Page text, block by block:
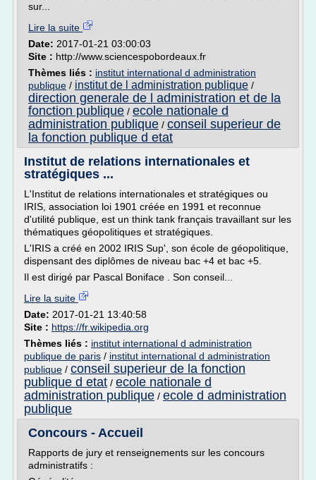
sur...
Lire la suite
Date: 2017-01-21 03:00:03
Site : http://www.sciencespobordeaux.fr
Thèmes liés : institut international d administration
publique / institut de l administration publique /
direction generale de l administration et de la
fonction publique / ecole nationale d
administration publique / conseil superieur de
la fonction publique d etat
Institut de relations internationales et
stratégiques ...
L'Institut de relations internationales et stratégiques ou
IRIS, association loi 1901 créée en 1991 et reconnue
d'utilité publique, est un think tank français travaillant sur les
thématiques géopolitiques et stratégiques.
L'IRIS a créé en 2002 IRIS Sup', son école de géopolitique,
dispensant des diplômes de niveau bac +4 et bac +5.
Il est dirigé par Pascal Boniface . Son conseil...
Lire la suite
Date: 2017-01-21 13:40:58
Site : https://fr.wikipedia.org
Thèmes liés : institut international d administration
publique de paris / institut international d administration
publique / conseil superieur de la fonction
publique d etat / ecole nationale d
administration publique / ecole d administration
publique
Concours - Accueil
Rapports de jury et renseignements sur les concours
administratifs :